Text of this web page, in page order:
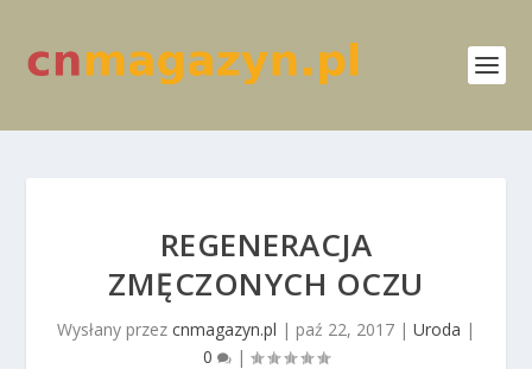
REGENERACJA
ZMĘCZONYCH OCZU
Wysłany przez cnmagazyn.pl | paź 22, 2017 | Uroda |
0
|